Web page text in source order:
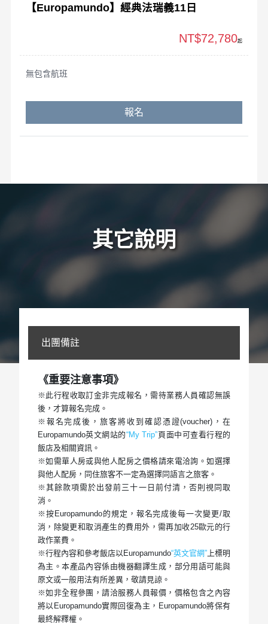
【Europamundo】經典法瑞義11日
無包含航班
NT$72,780起
報名
其它說明
出團備註
《重要注意事項》
※此行程收取訂金非完成報名，需待業務人員確認無誤
後，才算報名完成。
※報名完成後，旅客將收到確認憑證(voucher)，在
Europamundo英文網站的“My Trip”頁面中可查看行程的
飯店及相關資訊。
※如需單人房或與他人配房之價格請來電洽詢。如選擇
與他人配房，同住旅客不一定為選擇同語言之旅客。
※其餘款項需於出發前三十一日前付清，否則視同取
消。
※按Europamundo的規定，報名完成後每一次變更/取
消，除變更和取消產生的費用外，需再加收25歐元的行
政作業費。
※行程內容和參考飯店以Europamundo“英文官網” 上標明
為主。本產品內容係由機器翻譯生成，部分用語可能與
原文或一般用法有所差異，敬請見諒。
※如非全程參團，請洽服務人員報價，價格包含之內容
將以Europamundo實際回復為主，Europamundo將保有
最終解釋權。